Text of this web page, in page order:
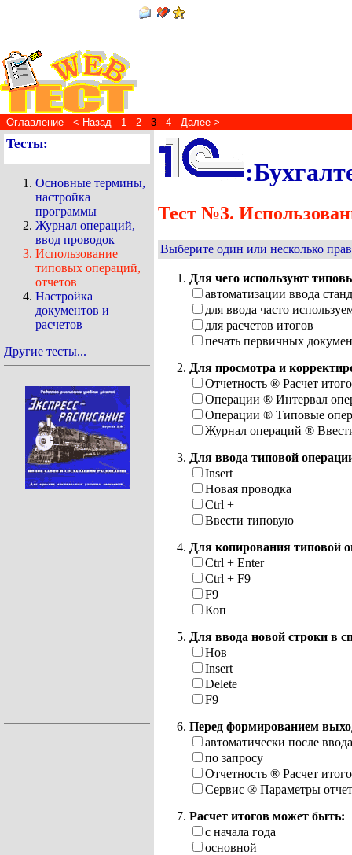
Оглавление < Назад 1 2 3 4 Далее >
Тесты:
Основные термины,
настройка
программы
Журнал операций,
ввод проводок
Использование
типовых операций,
отчетов
Настройка
документов и
расчетов
Другие тесты...
Тест №3.
Выберите один или несколько
Для чего используют
автоматизации ввода
для ввода часто
для расчетов итогов
печать первичных
Для просмотра и
Отчетность ® Расчет
Операции ® Интервал
Операции ® Типовые
Журнал операций ®
Для ввода типовой
Insert
Новая проводка
Ctrl +
Ввести типовую
Для копирования типовой
Ctrl + Enter
Ctrl + F9
F9
Коп
Для ввода новой строки в
Нов
Insert
Delete
F9
Перед формированием
автоматически после
по запросу
Отчетность ® Расчет
Сервис ® Параметры
Расчет итогов может быть:
с начала года
основной